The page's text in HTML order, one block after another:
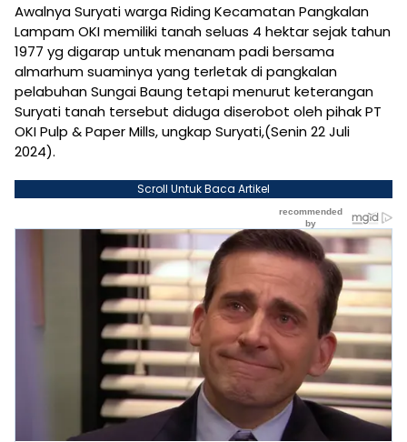
Awalnya Suryati warga Riding Kecamatan Pangkalan
Lampam OKI memiliki tanah seluas 4 hektar sejak tahun
1977 yg digarap untuk menanam padi bersama
almarhum suaminya yang terletak di pangkalan
pelabuhan Sungai Baung tetapi menurut keterangan
Suryati tanah tersebut diduga diserobot oleh pihak PT
OKI Pulp & Paper Mills, ungkap Suryati,(Senin 22 Juli
2024).
Scroll Untuk Baca Artikel